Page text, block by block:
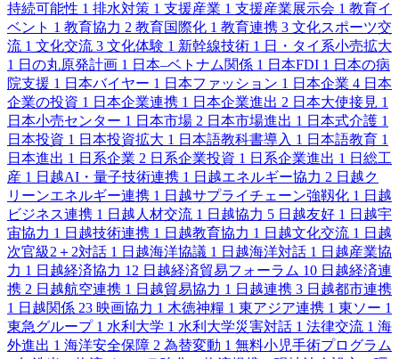
持続可能性 1 排水対策 1 支援産業 1 支援産業展示会 1 教育イ
ベント 1 教育協力 2 教育国際化 1 教育連携 3 文化スポーツ交
流 1 文化交流 3 文化体験 1 新幹線技術 1 日・タイ系小売拡大
1 日の丸原発計画 1 日本–ベトナム関係 1 日本FDI 1 日本の病
院支援 1 日本バイヤー 1 日本ファッション 1 日本企業 4 日本
企業の投資 1 日本企業連携 1 日本企業進出 2 日本大使接見 1
日本小売センター 1 日本市場 2 日本市場進出 1 日本式介護 1
日本投資 1 日本投資拡大 1 日本語教科書導入 1 日本語教育 1
日本進出 1 日系企業 2 日系企業投資 1 日系企業進出 1 日総工
産 1 日越AI・量子技術連携 1 日越エネルギー協力 2 日越ク
リーンエネルギー連携 1 日越サプライチェーン強靱化 1 日越
ビジネス連携 1 日越人材交流 1 日越協力 5 日越友好 1 日越宇
宙協力 1 日越技術連携 1 日越教育協力 1 日越文化交流 1 日越
次官級2＋2対話 1 日越海洋協議 1 日越海洋対話 1 日越産業協
力 1 日越経済協力 12 日越経済貿易フォーラム 10 日越経済連
携 2 日越航空連携 1 日越貿易協力 1 日越連携 3 日越都市連携
1 日越関係 23 映画協力 1 木徳神糧 1 東アジア連携 1 東ソー 1
東急グループ 1 水利大学 1 水利大学災害対話 1 法律交流 1 海
外進出 1 海洋安全保障 2 為替変動 1 無料小児手術プログラム